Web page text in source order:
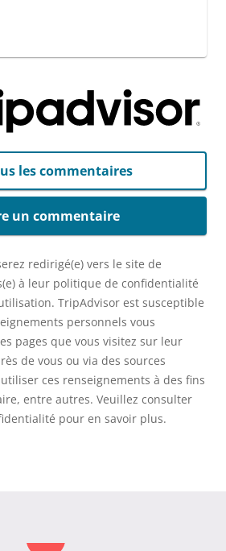
les commentaires
un commentaire
redirigé(e) vers le site de
à leur politique de confidentialité
TripAdvisor est susceptible
personnels vous
pages que vous visitez sur leur
de vous ou via des sources
ces renseignements à des fins
entre autres. Veuillez consulter
pour en savoir plus.